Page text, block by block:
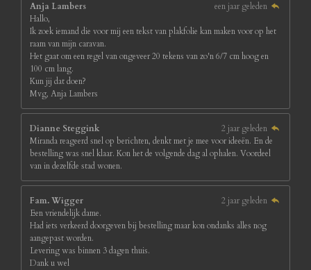
Anja Lambers
een jaar geleden
Hallo,
Ik zoek iemand die voor mij een tekst van plakfolie kan maken voor op het
raam van mijn caravan.
Het gaat om een regel van ongeveer 20 tekens van zo'n 6/7 cm hoog en
100 cm lang.
Kun jij dat doen?
Mvg, Anja Lambers
Dianne Steggink
2 jaar geleden
Miranda reageerd snel op berichten, denkt met je mee voor ideeën. En de
bestelling was snel klaar. Kon het de volgende dag al ophalen. Voordeel
van in dezelfde stad wonen.
Fam. Wigger
2 jaar geleden
Een vriendelijk dame.
Had iets verkeerd doorgeven bij bestelling maar kon ondanks alles nog
aangepast worden.
Levering was binnen 3 dagen thuis.
Dank u wel